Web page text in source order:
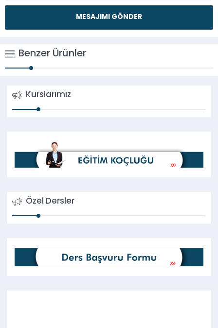
Benzer Ürünler
Kurslarımız
Özel Dersler